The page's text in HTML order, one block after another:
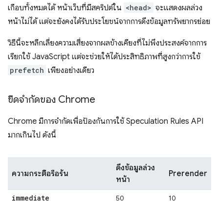
เกือบทั้งหมดได้ หน้าเว็บที่มีสคริปต์ใน <head> จะแสดงผลล่วง
หน้าไม่ได้ แต่จะยังคงได้รับประโยชน์จากการดึงข้อมูลทรัพยากรย่อย
วิธีนี้จะหลีกเลี่ยงความเสี่ยงจากผลข้างเคียงที่ไม่พึงประสงค์จากการ
เรียกใช้ JavaScript แต่จะช่วยให้ได้ประสิทธิภาพที่สูงกว่าการใช้
prefetch เพียงอย่างเดียว
ขีดจำกัดของ Chrome
Chrome มีการจำกัดเพื่อป้องกันการใช้ Speculation Rules API
มากเกินไป ดังนี้
ความกระตือรือร้น
ดึงข้อมูลล่วง
หน้า
Prerender
immediate 50 10